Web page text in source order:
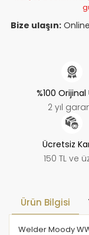
Bize ulaşın:
%100 Orijinal
2 yıl
Ücretsiz
150 TL ve
Ürün Bilgisi
Welder Moody